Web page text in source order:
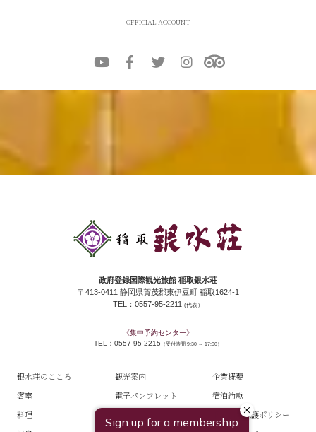
OFFICIAL ACCOUNT
政府登録国際観光旅館 稲取銀水荘
〒413-0411 静岡県賀茂郡東伊豆町 稲取1624-1
TEL：0557-95-2211 (代表）
《集中予約センター》
TEL：0557-95-2215 （受付時間 9:30 ～ 17:00）
銀水荘のこころ
客室
料理
観光案内
電子パンフレット
企業概要
宿泊約款
個人情報保護ポリシー